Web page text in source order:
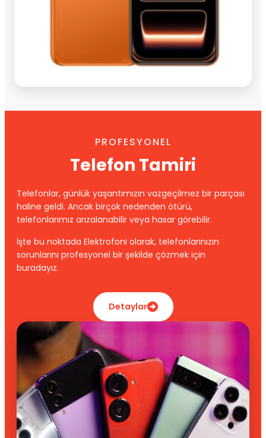
PROFESYONEL
Telefon Tamiri
Telefonlar, günlük yaşantımızın vazgeçilmez bir parçası
haline geldi. Ancak birçok nedenden ötürü,
telefonlarımız arızalanabilir veya hasar görebilir.
İşte bu noktada Elektrofoni olarak, telefonlarınızın
sorunlarını profesyonel bir şekilde çözmek için
buradayız.
Detaylar